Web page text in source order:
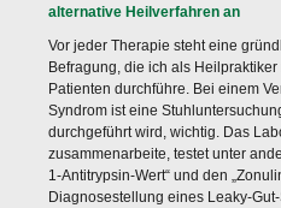
alternative Heilverfahren an
Vor jeder Therapie steht eine
Befragung, die ich als
Patienten durchführe. Bei einem
Syndrom ist eine
durchgeführt wird, wichtig. Das
zusammenarbeite, testet unter
1-Antitrypsin-Wert“ und den
Diagnosestellung eines Leaky-